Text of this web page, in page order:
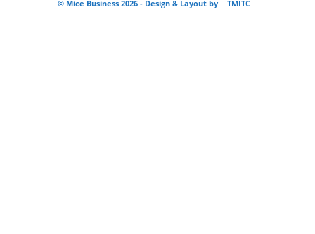
© Mice Business 2026 - Design & Layout by TMITC